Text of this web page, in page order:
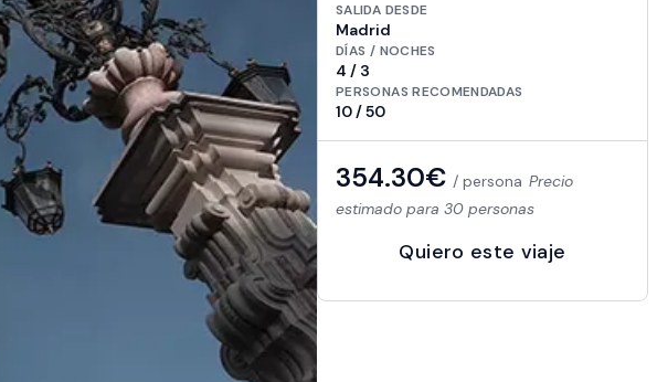
SALIDA DESDE
Madrid
DÍAS / NOCHES
4 / 3
PERSONAS RECOMENDADAS
10 / 50
354.30€ / persona Precio
estimado para 30 personas
Quiero este viaje